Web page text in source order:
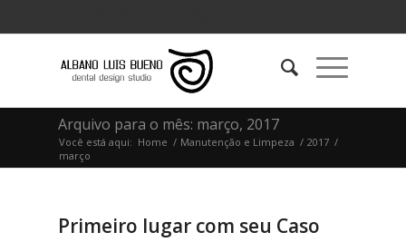
Arquivo para o mês: março, 2017
Você está aqui: Home / Manutenção e Limpeza / 2017 /
março
Primeiro lugar com seu Caso